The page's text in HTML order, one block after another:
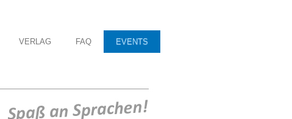
VERLAG FAQ EVENTS